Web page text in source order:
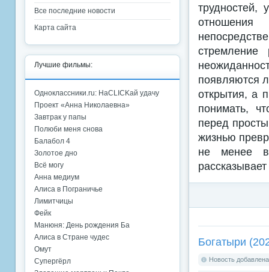
трудностей,
стремление
появляются
открытия, а
понимать,
перед
жизнью
не менее
Богатыри
Новость
Все последние новости
Карта сайта
Лучшие фильмы:
Одноклассники.ru: НаCLICKай удачу
Проект «Анна Николаевна»
Завтрак у папы
Полюби меня снова
Балабол 4
Золотое дно
Всё могу
Анна медиум
Алиса в Пограничье
Лимитчицы
Фейк
Манюня: День рождения Ба
Алиса в Стране чудес
Омут
Супергёрл